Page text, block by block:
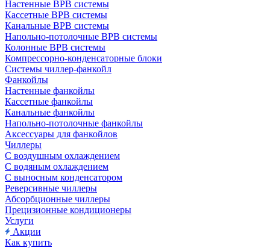
Настенные ВРВ системы
Кассетные ВРВ системы
Канальные ВРВ системы
Напольно-потолочные ВРВ системы
Колонные ВРВ системы
Компрессорно-конденсаторные блоки
Системы чиллер-фанкойл
Фанкойлы
Настенные фанкойлы
Кассетные фанкойлы
Канальные фанкойлы
Напольно-потолочные фанкойлы
Аксессуары для фанкойлов
Чиллеры
С воздушным охлаждением
С водяным охлаждением
С выносным конденсатором
Реверсивные чиллеры
Абсорбционные чиллеры
Прецизионные кондиционеры
Услуги
Акции
Как купить